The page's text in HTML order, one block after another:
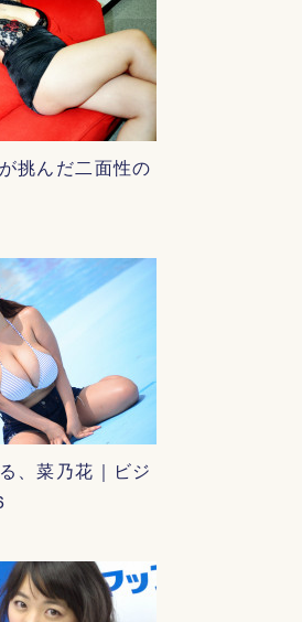
挑んだ二面性の
、菜乃花｜ビジ